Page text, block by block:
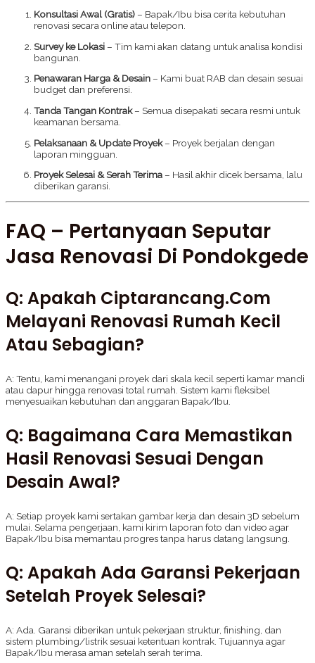
Konsultasi Awal (Gratis) – Bapak/Ibu bisa cerita kebutuhan
renovasi secara online atau telepon.
Survey ke Lokasi – Tim kami akan datang untuk analisa kondisi
bangunan.
Penawaran Harga & Desain – Kami buat RAB dan desain sesuai
budget dan preferensi.
Tanda Tangan Kontrak– Semua disepakati secara resmi untuk
keamanan bersama.
Pelaksanaan & Update Proyek– Proyek berjalan dengan
laporan mingguan.
Proyek Selesai & Serah Terima – Hasil akhir dicek bersama, lalu
diberikan garansi.
FAQ – Pertanyaan Seputar
Jasa Renovasi Di Pondokgede
Q: Apakah Ciptarancang.com
Melayani Renovasi Rumah Kecil
Atau Sebagian?
A: Tentu, kami menangani proyek dari skala kecil seperti kamar mandi
atau dapur hingga renovasi total rumah. Sistem kami fleksibel
menyesuaikan kebutuhan dan anggaran Bapak/Ibu.
Q: Bagaimana Cara Memastikan
Hasil Renovasi Sesuai Dengan
Desain Awal?
A: Setiap proyek kami sertakan gambar kerja dan desain 3D sebelum
mulai. Selama pengerjaan, kami kirim laporan foto dan video agar
Bapak/Ibu bisa memantau progres tanpa harus datang langsung.
Q: Apakah Ada Garansi Pekerjaan
Setelah Proyek Selesai?
A: Ada. Garansi diberikan untuk pekerjaan struktur, finishing, dan
sistem plumbing/listrik sesuai ketentuan kontrak. Tujuannya agar
Bapak/Ibu merasa aman setelah serah terima.